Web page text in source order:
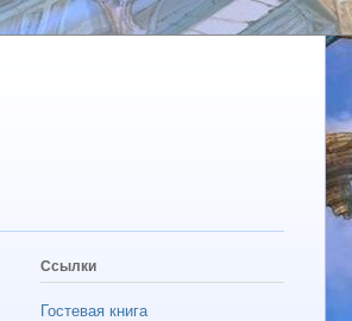
Ссылки
Гостевая книга